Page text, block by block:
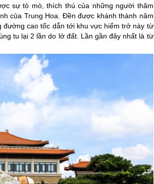
sự tò mò, thích thú của những người thăm
của Trung Hoa. Đền được khánh thành năm
cao tốc dẫn tới khu vực hiểm trở này từ
tu lại 2 lần do lở đất. Lần gần đây nhất là từ